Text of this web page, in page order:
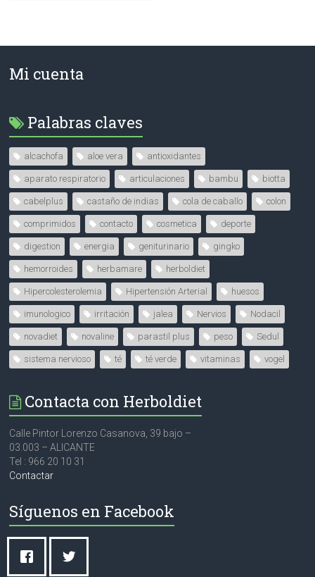
Mi cuenta
Palabras claves
alcachofa aloe vera antioxidantes
aparato respiratorio articulaciones bambu biotta
cabelplus castaño de indias cola de caballo colon
comprimidos contacto cosmetica deporte
digestion energia geniturinario gingko
hemorroides herbamare herboldiet
Hipercolesterolemia Hipertensión Arterial huesos
imunologico irritación jalea Nervios Nodacil
novadiet novaline parastil plus peso Sedul
sistema nervioso té té verde vitaminas vogel
Contacta con Herboldiet
Calle Pintor Lorenzo Casanova, 39 bajo –
03.003 – ALICANTE
Tel : 966 20 10 31
Contactar
Síguenos en Facebook